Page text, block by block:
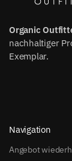
Organic
nachhaltiger
Exemplar.
Navigation
Angebot